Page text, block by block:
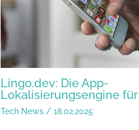
Lingo.dev: Die App-
Lokalisierungsengine
Tech News / 18.02.2025